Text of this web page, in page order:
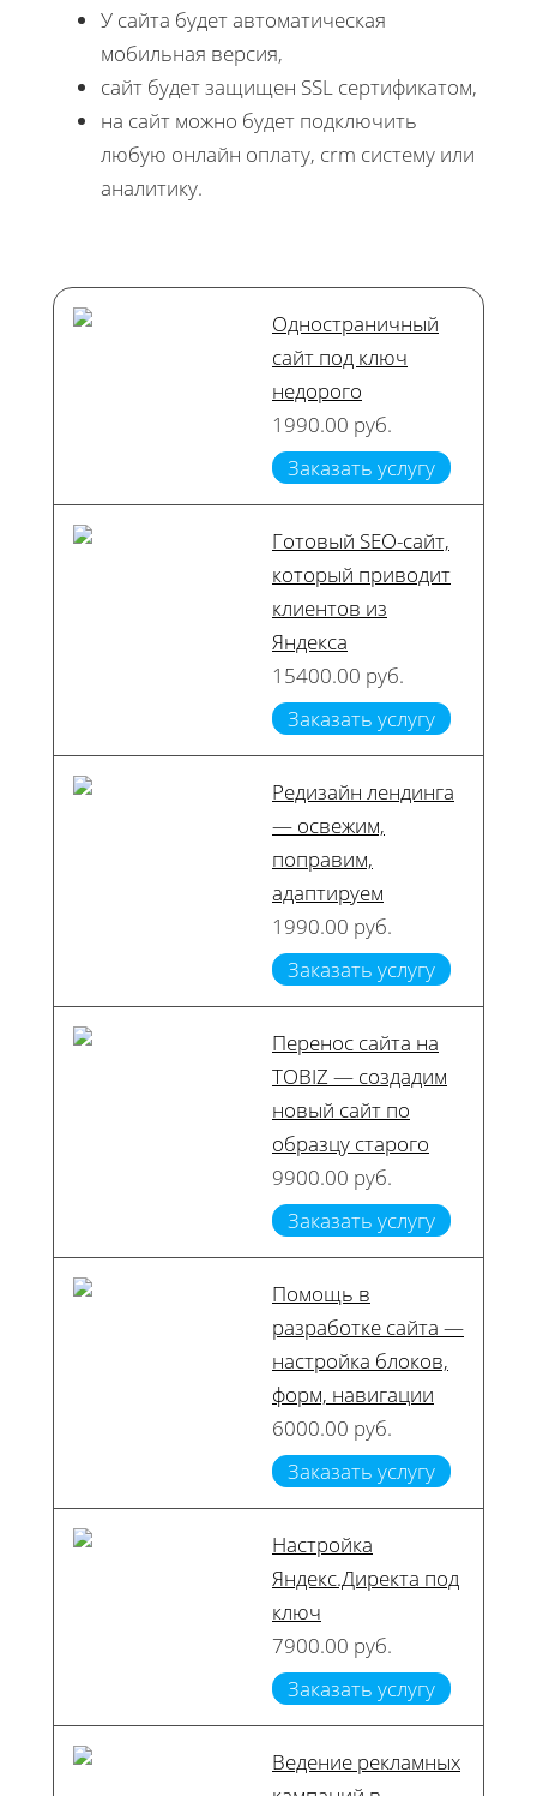
У сайта будет автоматическая
мобильная версия,
сайт будет защищен SSL сертификатом,
на сайт можно будет подключить
любую онлайн оплату, crm систему или
аналитику.
Одностраничный
сайт под ключ
недорого
1990.00 руб.
Заказать услугу
Готовый SEO-сайт,
который приводит
клиентов из
Яндекса
15400.00 руб.
Заказать услугу
Редизайн лендинга
— освежим,
поправим,
адаптируем
1990.00 руб.
Заказать услугу
Перенос сайта на
TOBIZ — создадим
новый сайт по
образцу старого
9900.00 руб.
Заказать услугу
Помощь в
разработке сайта —
настройка блоков,
форм, навигации
6000.00 руб.
Заказать услугу
Настройка
Яндекс.Директа под
ключ
7900.00 руб.
Заказать услугу
Ведение рекламных